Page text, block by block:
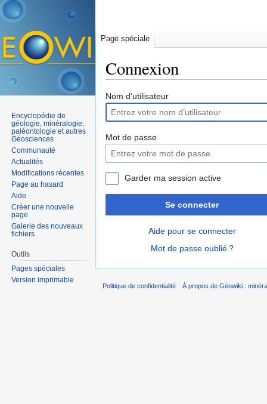
Connexion
Nom d’utilisateur
Mot de passe
Garder ma session active
Se connecter
Aide pour se connecter
Mot de passe oublié ?
Page spéciale
Encyclopédie de
géologie, minéralogie,
paléontologie et autres
Géosciences
Communauté
Actualités
Modifications récentes
Page au hasard
Aide
Créer une nouvelle
page
Galerie des nouveaux
fichiers
Outils
Pages spéciales
Version imprimable
Politique de confidentialité À propos de Géowiki :